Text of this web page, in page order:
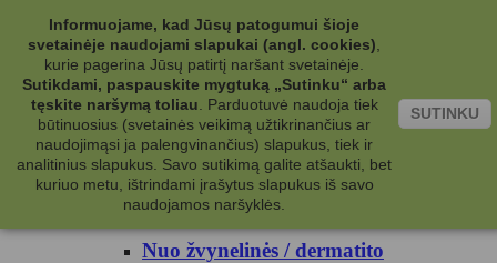
Kategorijos
Kosmetika
Kūno priežiūrai
Nuo prakaito
Kūno prausikliai
Nuo žvynelinės / dermatito
Informuojame, kad Jūsų patogumui šioje
svetainėje naudojami slapukai (angl. cookies)
kurie pagerina Jūsų patirtį naršant svetainėje.
Sutikdami, paspauskite mygtuką „Sutinku“ arba
tęskite naršymą toliau
Parduotuvė naudoja tiek
būtinuosius (svetainės veikimą užtikrinančius ar
naudojimąsi ja palengvinančius) slapukus, tiek ir
analitinius slapukus. Savo sutikimą galite atšaukti, bet
kuriuo metu, ištrindami įrašytus slapukus iš savo
naudojamos naršyklės.
SUTINKU